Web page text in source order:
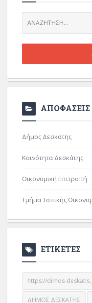
ΑΠΟΦΑΣΕΙΣ
Δήμος Δεσκάτης
Κοινότητα Δεσκάτης
Οικονομική Επιτροπή
Τμήμα Τοπικής
ΕΤΙΚΕΤΕΣ
https://dimos-
ΔΗΜΟΣ ΔΕΣΚΑΤΗΣ